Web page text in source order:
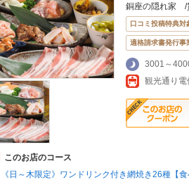
銅座の隠れ家 /
口コミ投稿特典対
適格請求書発行事
3001～
観光通り
このお店のコース
《日～木限定》ワンドリンク付き網焼き26種【